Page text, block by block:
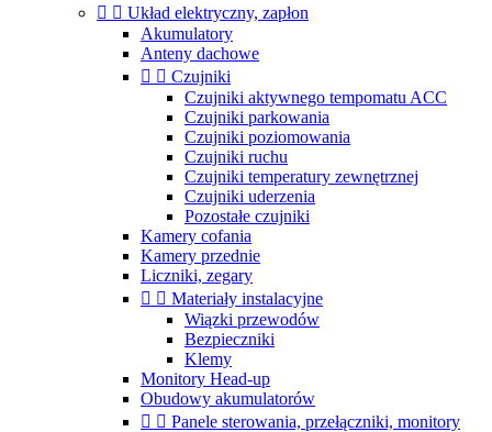
  Układ elektryczny, zapłon
Akumulatory
Anteny dachowe
  Czujniki
Czujniki aktywnego tempomatu ACC
Czujniki parkowania
Czujniki poziomowania
Czujniki ruchu
Czujniki temperatury zewnętrznej
Czujniki uderzenia
Pozostałe czujniki
Kamery cofania
Kamery przednie
Liczniki, zegary
  Materiały instalacyjne
Wiązki przewodów
Bezpieczniki
Klemy
Monitory Head-up
Obudowy akumulatorów
  Panele sterowania, przełączniki, monitory